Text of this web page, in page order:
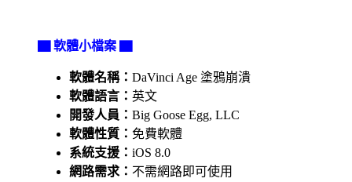
▇ 軟體小檔案 ▇
軟體名稱： DaVinci Age 塗鴉崩潰
軟體語言： 英文
開發人員： Big Goose Egg, LLC
軟體性質： 免費軟體
系統支援： iOS 8.0
網路需求： 不需網路即可使用